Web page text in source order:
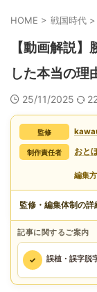
HOME > 戦国時代 >
【動画解説
した本当の理
25/11/2025
監修
制作責任者 おと
編集
監修・編集体制の詳
記事に関するご案内
✓ 誤植・誤字脱